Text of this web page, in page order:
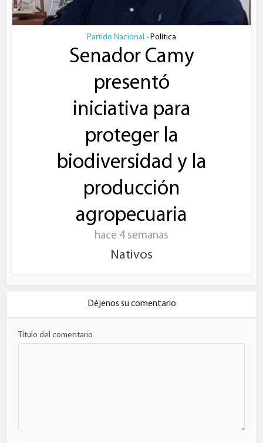
Partido Nacional • Política
Senador Camy
presentó
iniciativa para
proteger la
biodiversidad y la
producción
agropecuaria
hace 4 semanas
Nativos
Déjenos su comentario
Título del comentario